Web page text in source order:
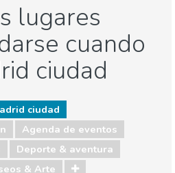
lugares
cuando
ciudad
ciudad
Agenda de eventos
Deporte & aventura
& Arte